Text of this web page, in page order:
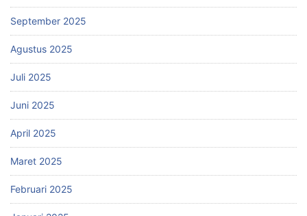
September 2025
Agustus 2025
Juli 2025
Juni 2025
April 2025
Maret 2025
Februari 2025